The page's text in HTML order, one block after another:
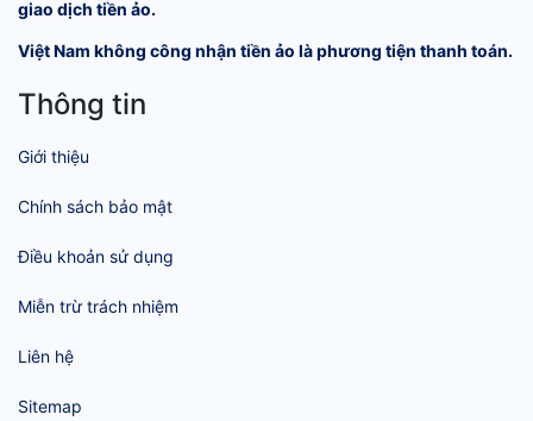
giao dịch tiền ảo.
Việt Nam không công nhận tiền ảo là phương tiện thanh toán.
Thông tin
Giới thiệu
Chính sách bảo mật
Điều khoản sử dụng
Miễn trừ trách nhiệm
Liên hệ
Sitemap